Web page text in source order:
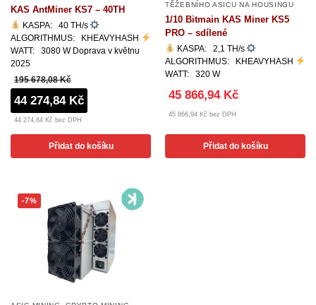
KAS AntMiner KS7 – 40TH
KASPA: 40 TH/s
ALGORITHMUS: KHEAVYHASH
WATT: 3080 W Doprava v květnu
2025
195 678,08 Kč
44 274,84 Kč
44 274,84 Kč bez DPH
Přidat do košíku
TĚŽEBNÍHO ASICU NA HOUSINGU
1/10 Bitmain KAS Miner KS5
PRO – sdílené
KASPA: 2,1 TH/s
ALGORITHMUS: KHEAVYHASH
WATT: 320 W
45 866,94 Kč
45 866,94 Kč bez DPH
Přidat do košíku
-7%